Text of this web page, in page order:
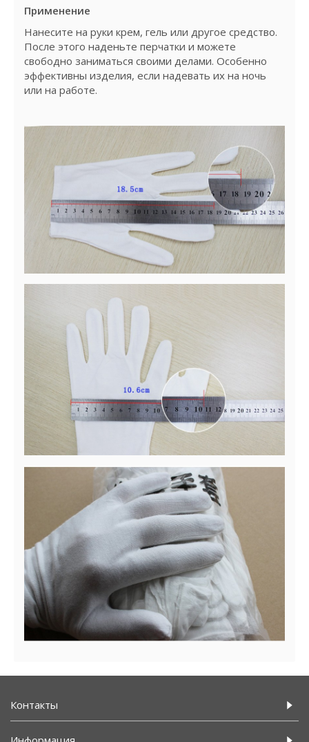
Применение
Нанесите на руки крем, гель или другое средство.
После этого наденьте перчатки и можете
свободно заниматься своими делами. Особенно
эффективны изделия, если надевать их на ночь
или на работе.
Контакты